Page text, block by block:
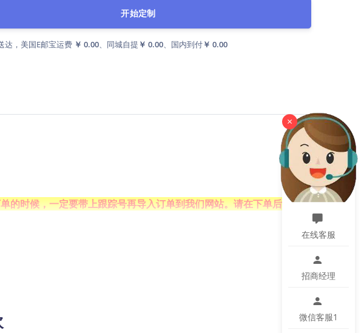
开始定制
达，美国E邮宝运费 ￥ 0.00、同城自提 ￥ 0.00、国内到付￥ 0.00
的时候，一定要带上跟踪号再导入订单到我们网站。请在下单后就上
×
在线客服
招商经理
微信客服1